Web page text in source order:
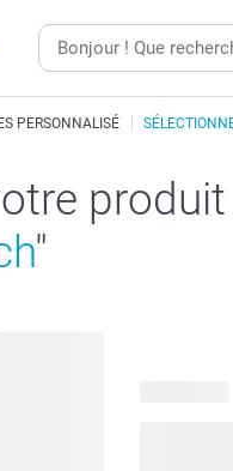
PERSONNALISÉ
"